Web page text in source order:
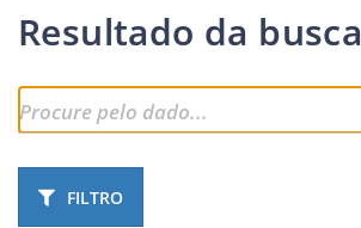
Resultado da busca
FILTRO